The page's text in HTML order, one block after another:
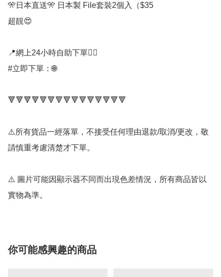
🎌日本直送🎌 日本製 File套裝2個入（$35
超靚😍
📍網上24小時自助下單👍🏻
#立即下單：🌐
🔻🔻🔻🔻🔻🔻🔻🔻🔻🔻🔻🔻🔻🔻🔻
⚠️所有貨品一經落單，不接受任何理由退款/取消/更改，敬
請慎重考慮清楚才下單。
⚠️ 圖片可能因顯示器不同而出現色差情況，所有商品皆以
實物為準。
你可能感興趣的商品